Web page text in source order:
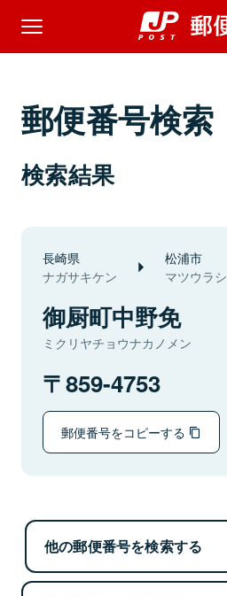
郵便番号検索
検索結果
長崎県
ナガサキケン
松浦市
マツウラシ
御厨町中野免
ミクリヤチョウナカノメン
859-4753
郵便番号をコピーする
他の郵便番号を検索する